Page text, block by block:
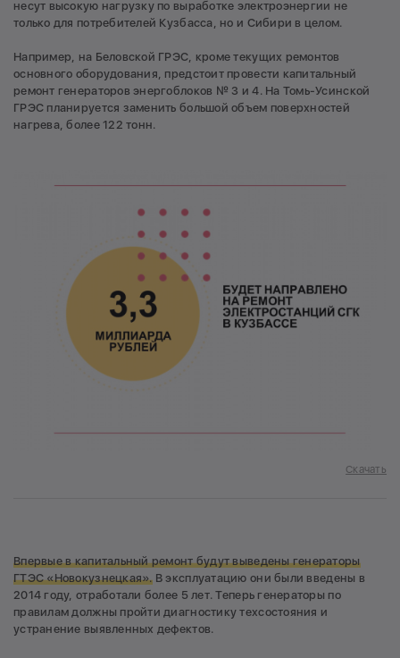
несут высокую нагрузку по выработке электроэнергии не
только для потребителей Кузбасса, но и Сибири в целом.
Например, на Беловской ГРЭС, кроме текущих ремонтов
основного оборудования, предстоит провести капитальный
ремонт генераторов энергоблоков № 3 и 4. На Томь-Усинской
ГРЭС планируется заменить большой объем поверхностей
нагрева, более 122 тонн.
Скачать
Впервые в капитальный ремонт будут выведены генераторы
ГТЭС «Новокузнецкая».В эксплуатацию они были введены в
2014 году, отработали более 5 лет. Теперь генераторы по
правилам должны пройти диагностику техсостояния и
устранение выявленных дефектов.